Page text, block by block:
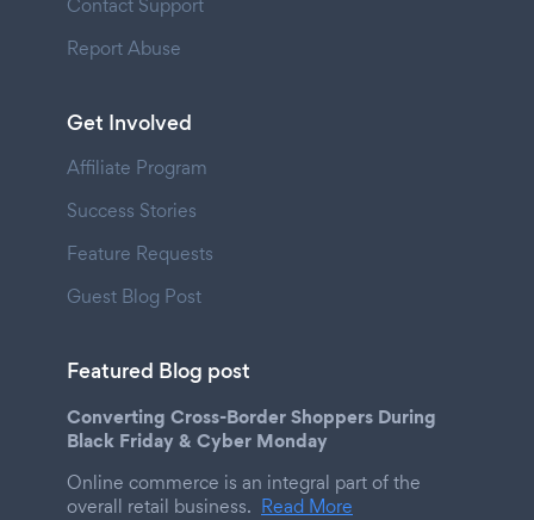
Contact Support
Report Abuse
Get Involved
Affiliate Program
Success Stories
Feature Requests
Guest Blog Post
Featured Blog post
Converting Cross-Border Shoppers During
Black Friday & Cyber Monday
Online commerce is an integral part of the
overall retail business. Read More